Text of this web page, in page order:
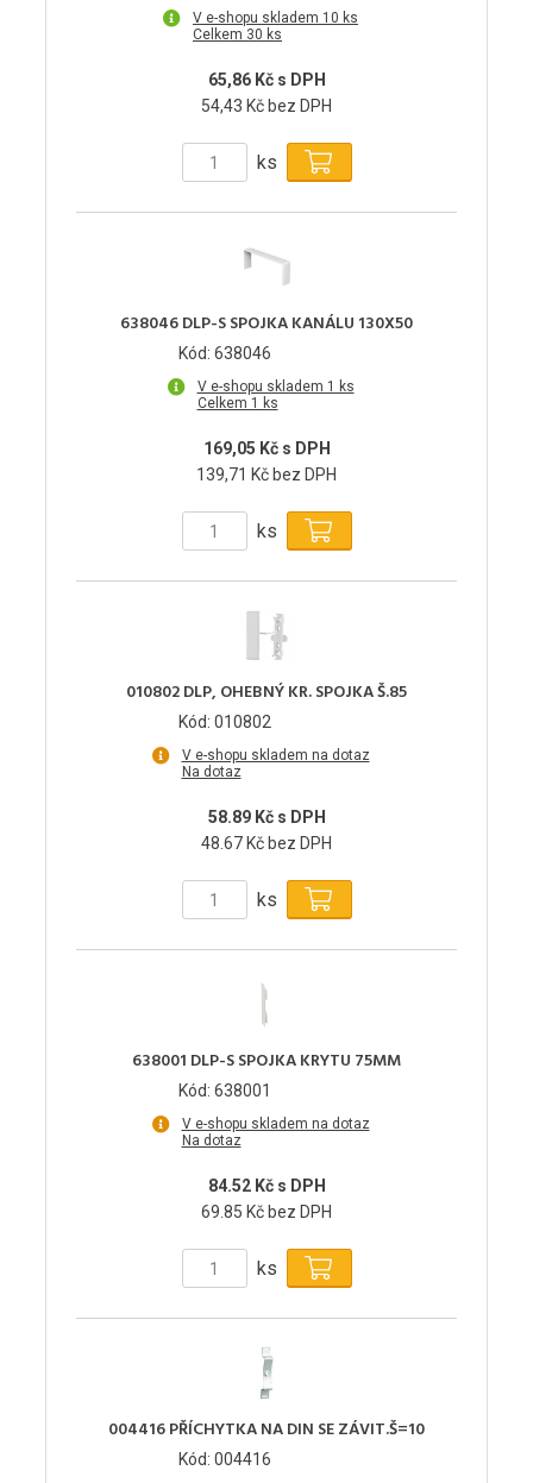
V e-shopu skladem 10 ks
Celkem 30 ks
65,86 Kč s DPH
54,43 Kč bez DPH
ks
638046 DLP-S SPOJKA KANÁLU 130X50
Kód: 638046
V e-shopu skladem 1 ks
Celkem 1 ks
169,05 Kč s DPH
139,71 Kč bez DPH
ks
010802 DLP, OHEBNÝ KR. SPOJKA Š.85
Kód: 010802
V e-shopu skladem na dotaz
Na dotaz
58.89 Kč s DPH
48.67 Kč bez DPH
ks
638001 DLP-S SPOJKA KRYTU 75MM
Kód: 638001
V e-shopu skladem na dotaz
Na dotaz
84.52 Kč s DPH
69.85 Kč bez DPH
ks
004416 PŘÍCHYTKA NA DIN SE ZÁVIT.Š=10
Kód: 004416